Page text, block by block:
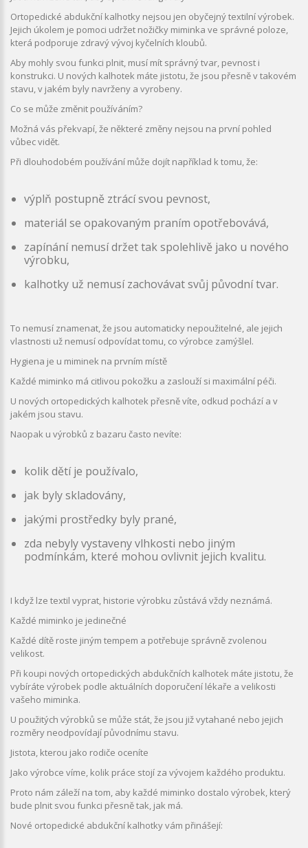
Ortopedické abdukční kalhotky nejsou jen obyčejný textilní výrobek.
Jejich úkolem je pomoci udržet nožičky miminka ve správné poloze,
která podporuje zdravý vývoj kyčelních kloubů.
Aby mohly svou funkci plnit, musí mít správný tvar, pevnost i
konstrukci. U nových kalhotek máte jistotu, že jsou přesně v takovém
stavu, v jakém byly navrženy a vyrobeny.
Co se může změnit používáním?
Možná vás překvapí, že některé změny nejsou na první pohled
vůbec vidět.
Při dlouhodobém používání může dojít například k tomu, že:
výplň postupně ztrácí svou pevnost,
materiál se opakovaným praním opotřebovává,
zapínání nemusí držet tak spolehlivě jako u nového
výrobku,
kalhotky už nemusí zachovávat svůj původní tvar.
To nemusí znamenat, že jsou automaticky nepoužitelné, ale jejich
vlastnosti už nemusí odpovídat tomu, co výrobce zamýšlel.
Hygiena je u miminek na prvním místě
Každé miminko má citlivou pokožku a zaslouží si maximální péči.
U nových ortopedických kalhotek přesně víte, odkud pochází a v
jakém jsou stavu.
Naopak u výrobků z bazaru často nevíte:
kolik dětí je používalo,
jak byly skladovány,
jakými prostředky byly prané,
zda nebyly vystaveny vlhkosti nebo jiným
podmínkám, které mohou ovlivnit jejich kvalitu.
I když lze textil vyprat, historie výrobku zůstává vždy neznámá.
Každé miminko je jedinečné
Každé dítě roste jiným tempem a potřebuje správně zvolenou
velikost.
Při koupi nových ortopedických abdukčních kalhotek máte jistotu, že
vybíráte výrobek podle aktuálních doporučení lékaře a velikosti
vašeho miminka.
U použitých výrobků se může stát, že jsou již vytahané nebo jejich
rozměry neodpovídají původnímu stavu.
Jistota, kterou jako rodiče oceníte
Jako výrobce víme, kolik práce stojí za vývojem každého produktu.
Proto nám záleží na tom, aby každé miminko dostalo výrobek, který
bude plnit svou funkci přesně tak, jak má.
Nové ortopedické abdukční kalhotky vám přinášejí: